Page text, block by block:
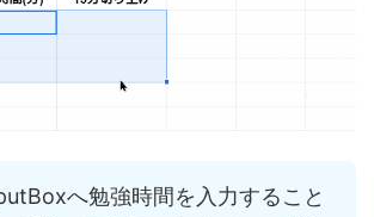
へ勉強時間を入力すること